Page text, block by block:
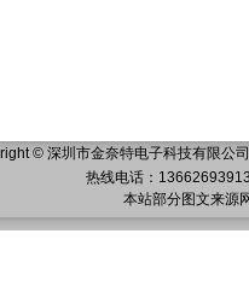
© 深圳市金奈特电子科技有限公
热线电话：
本站部分图文来源